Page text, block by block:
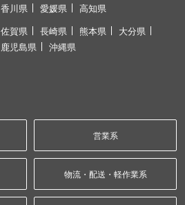
香川県 愛媛県 高知県
佐賀県 長崎県 熊本県
大分県
鹿児島県 沖縄県
営業系
物流・配送・軽作業系